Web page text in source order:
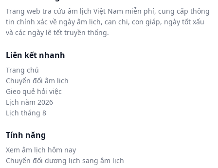
Trang web tra cứu âm lịch Việt Nam miễn phí, cung cấp thông
tin chính xác về ngày âm lịch, can chi, con giáp, ngày tốt xấu
và các ngày lễ tết truyền thống.
Liên kết nhanh
Trang chủ
Chuyển đổi âm lịch
Gieo quẻ hỏi việc
Lịch năm 2026
Lịch tháng 8
Tính năng
Xem âm lịch hôm nay
Chuyển đổi dương lịch sang âm lịch